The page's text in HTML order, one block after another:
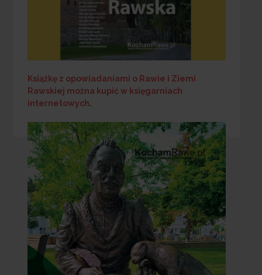
Książkę z opowiadaniami o Rawie i Ziemi
Rawskiej można kupić w księgarniach
internetowych.